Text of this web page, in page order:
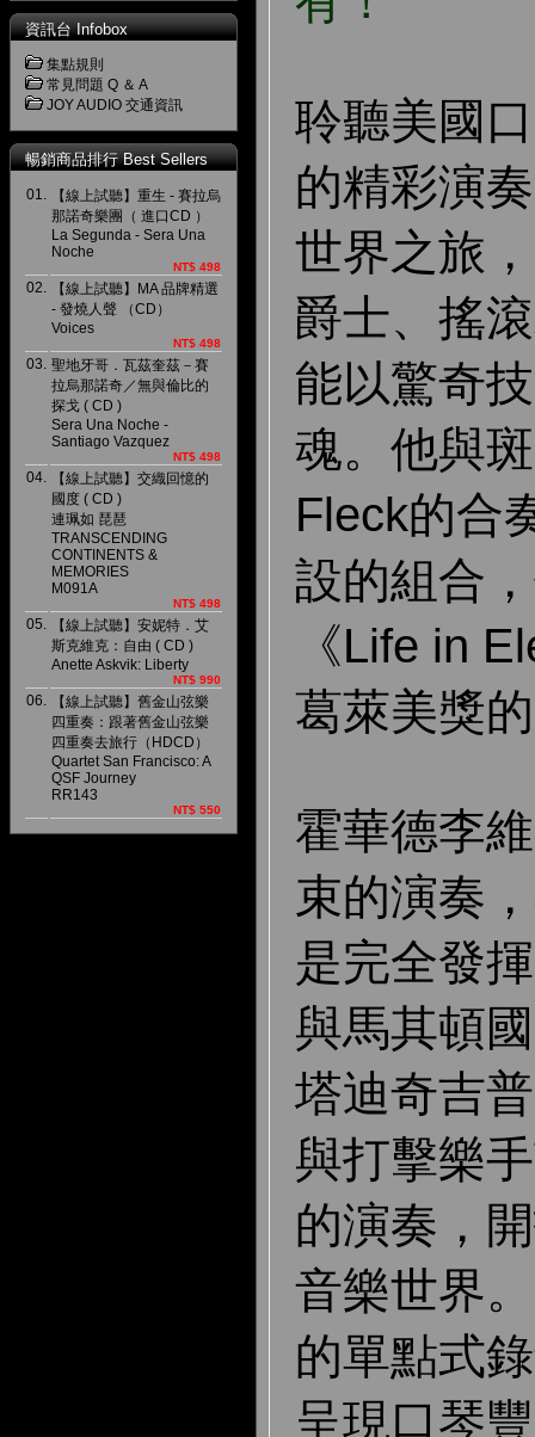
資訊台 Infobox
集點規則
常見問題 Q ＆ A
JOY AUDIO 交通資訊
暢銷商品排行 Best Sellers
01.
【線上試聽】重生 - 賽拉烏
那諾奇樂團（ 進口CD ）
La Segunda - Sera Una
Noche
NT$ 498
02.
【線上試聽】MA 品牌精選
- 發燒人聲 （CD）
Voices
NT$ 498
03. 聖地牙哥．瓦茲奎茲－賽
拉烏那諾奇／無與倫比的
探戈 ( CD )
Sera Una Noche -
Santiago Vazquez
NT$ 498
04.
【線上試聽】交織回憶的
國度 ( CD )
連珮如 琵琶
TRANSCENDING
CONTINENTS &
MEMORIES
M091A
NT$ 498
05.
【線上試聽】安妮特．艾
斯克維克：自由 ( CD )
Anette Askvik: Liberty
NT$ 990
06.
【線上試聽】舊金山弦樂
四重奏：跟著舊金山弦樂
四重奏去旅行（HDCD）
Quartet San Francisco: A
QSF Journey
RR143
NT$ 550
聆聽美國
的精彩演
世界之旅
爵士、搖
能以驚奇
魂。他與
Fleck的合
設的組合
《Life in
葛萊美獎
霍華德李
束的演奏
是完全發
與馬其頓
塔迪奇吉
與打擊樂
的演奏，
音樂世界
的單點式
呈現口琴